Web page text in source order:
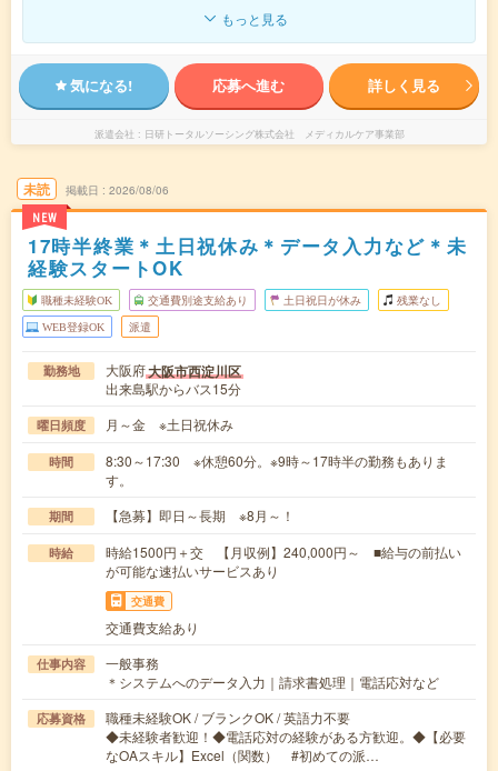
もっと見る
気になる! 応募へ進む 詳しく見る
派遣会社 日研トータルソーシング株式会社 メディカルケア事業部
未読
NEW
掲載日 2026/08/06
17時半終業＊土日祝休み＊データ入力など＊未
経験スタートOK
職種未経験OK 交通費別途支給あり 土日祝日が休み 残業なし
WEB登録OK 派遣
勤務地 大阪府大阪市西淀川区
出来島駅からバス15分
曜日頻度 月～金 ※土日祝休み
時間
8:30～17:30 ※休憩60分。※9時～17時半の勤務もありま
す。
期間 【急募】即日～長期 ※8月～！
時給
時給1500円＋交 【月収例】240,000円～ ■給与の前払い
が可能な速払いサービスあり
交通費
交通費支給あり
仕事内容
一般事務
＊システムへのデータ入力｜請求書処理｜電話応対など
応募資格
職種未経験OK / ブランクOK / 英語力不要
◆未経験者歓迎！◆電話応対の経験がある方歓迎。◆【必要
なOAスキル】Excel（関数） #初めての派…